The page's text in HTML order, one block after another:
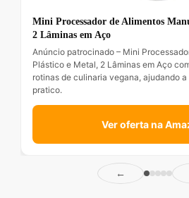
Mini Processador de Alimentos
2 Lâminas em Aço
Anúncio patrocinado – Mini
Plástico e Metal, 2 Lâminas em Aço
rotinas de culinaria vegana, ajudando
pratico.
Ver oferta na
←